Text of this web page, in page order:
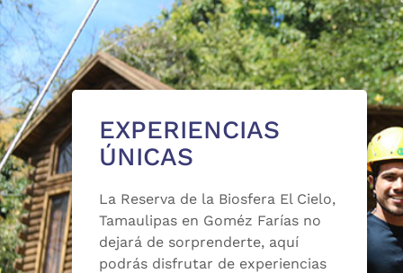
EXPERIENCIAS
ÚNICAS
La Reserva de la Biosfera El Cielo,
Tamaulipas en Goméz Farías no
dejará de sorprenderte, aquí
podrás disfrutar de experiencias